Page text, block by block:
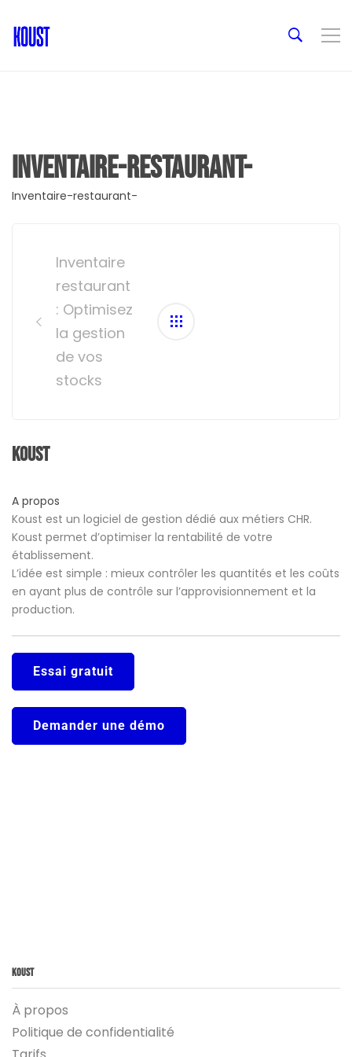
Inventaire-restaurant-
Inventaire-restaurant-
navigationInventaire
restaurant
: Optimisez
la gestion
de vos
stocks
Koust
A propos
Koust est un logiciel de gestion dédié aux métiers CHR.
Koust permet d’optimiser la rentabilité de votre
établissement.
L’idée est simple : mieux contrôler les quantités et les coûts
en ayant plus de contrôle sur l’approvisionnement et la
production.
Essai gratuit
Demander une démo
Koust
À propos
Politique de confidentialité